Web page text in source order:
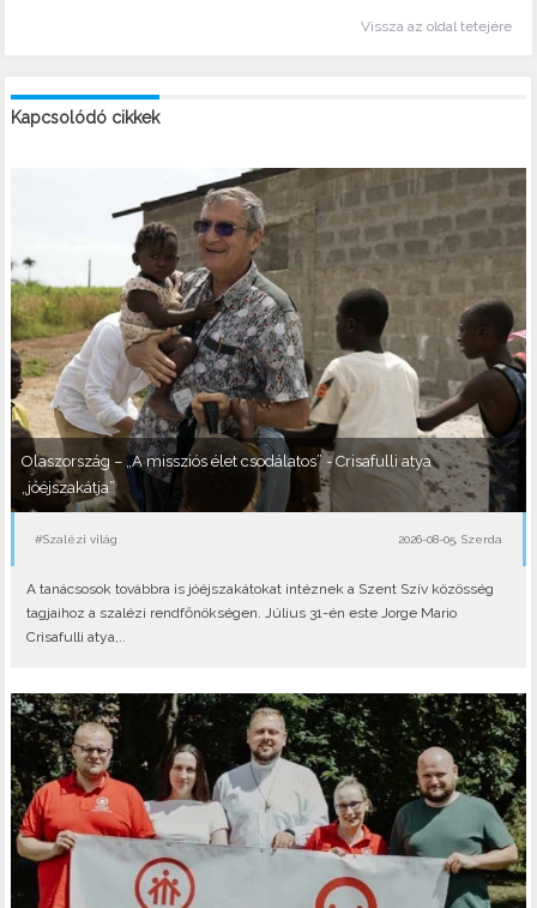
Vissza az oldal tetejére
Kapcsolódó cikkek
Olaszország – „A missziós élet csodálatos” - Crisafulli atya
„jóéjszakátja”
#Szalézi világ 2026-08-05, Szerda
A tanácsosok továbbra is jóéjszakátokat intéznek a Szent Szív közösség
tagjaihoz a szalézi rendfőnökségen. Július 31-én este Jorge Mario
Crisafulli atya,..